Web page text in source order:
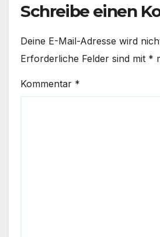
Schreibe einen
Deine E-Mail-Adresse wird
Erforderliche Felder sind mit *
Kommentar *